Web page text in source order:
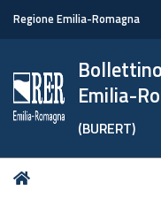
Regione Emilia-Romagna
Emilia-
(BURERT)
Tu